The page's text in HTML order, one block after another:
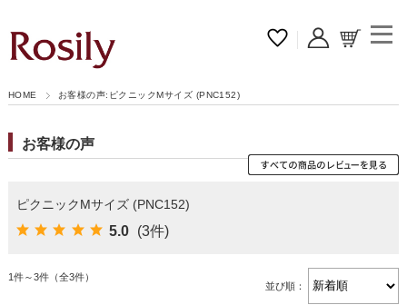
HOME お客様の声:ピクニックMサイズ (PNC152)
お客様の声
ピクニックMサイズ (PNC152)
5.0 (3件)
1件～3件（全3件）
並び順：